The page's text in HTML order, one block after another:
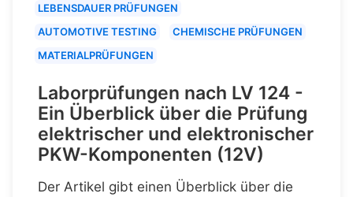
LEBENSDAUER PRÜFUNGEN
AUTOMOTIVE TESTING
CHEMISCHE PRÜFUNGEN
MATERIALPRÜFUNGEN
Laborprüfungen nach LV 124 -
Ein Überblick über die Prüfung
elektrischer und elektronischer
PKW-Komponenten (12V)
Der Artikel gibt einen Überblick über die